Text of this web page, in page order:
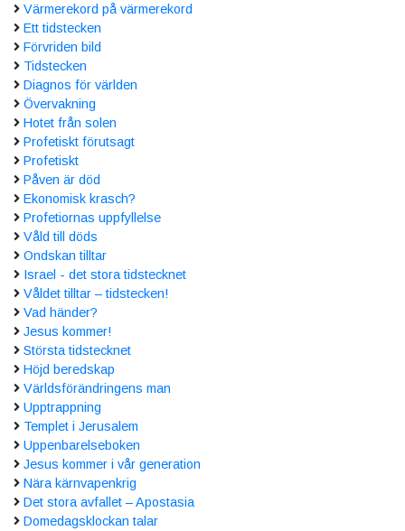
Värmerekord på värmerekord
Ett tidstecken
Förvriden bild
Tidstecken
Diagnos för världen
Övervakning
Hotet från solen
Profetiskt förutsagt
Profetiskt
Påven är död
Ekonomisk krasch?
Profetiornas uppfyllelse
Våld till döds
Ondskan tilltar
Israel - det stora tidstecknet
Våldet tilltar – tidstecken!
Vad händer?
Jesus kommer!
Största tidstecknet
Höjd beredskap
Världsförändringens man
Upptrappning
Templet i Jerusalem
Uppenbarelseboken
Jesus kommer i vår generation
Nära kärnvapenkrig
Det stora avfallet – Apostasia
Domedagsklockan talar